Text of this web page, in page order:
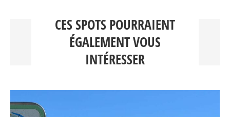
CES SPOTS POURRAIENT
ÉGALEMENT VOUS
INTÉRESSER